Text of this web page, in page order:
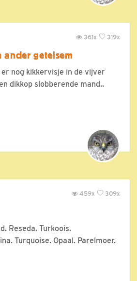
319x
361x
ander geteisem
er nog kikkervisje in de vijver
dikkop slobberende mand..
309x
459x
Reseda. Turkoois.
Turquoise. Opaal. Parelmoer.